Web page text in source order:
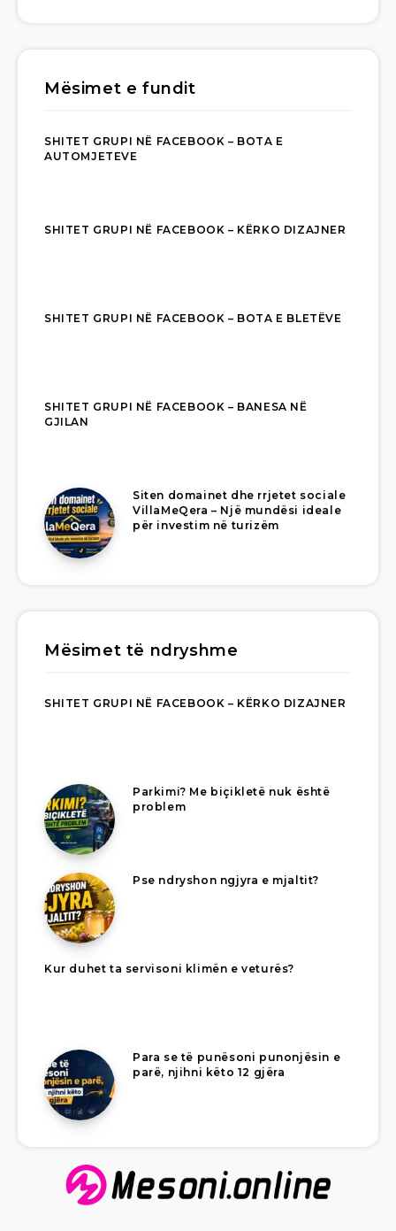
Mësimet e fundit
SHITET GRUPI NË FACEBOOK – BOTA E
AUTOMJETEVE
SHITET GRUPI NË FACEBOOK – KËRKO DIZAJNER
SHITET GRUPI NË FACEBOOK – BOTA E BLETËVE
SHITET GRUPI NË FACEBOOK – BANESA NË
GJILAN
Siten domainet dhe rrjetet sociale
VillaMeQera – Një mundësi ideale
për investim në turizëm
Mësimet të ndryshme
SHITET GRUPI NË FACEBOOK – KËRKO DIZAJNER
Parkimi? Me biçikletë nuk është
problem
Pse ndryshon ngjyra e mjaltit?
Kur duhet ta servisoni klimën e veturës?
Para se të punësoni punonjësin e
parë, njihni këto 12 gjëra